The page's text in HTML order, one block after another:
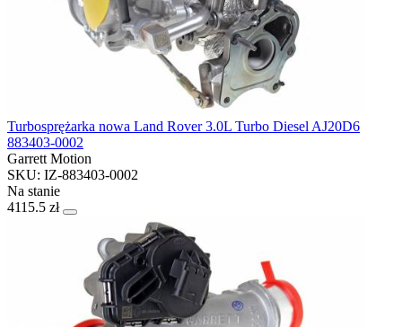
Turbosprężarka nowa Land Rover 3.0L Turbo Diesel AJ20D6
883403-0002
Garrett Motion
SKU: IZ-883403-0002
Na stanie
4115.5 zł